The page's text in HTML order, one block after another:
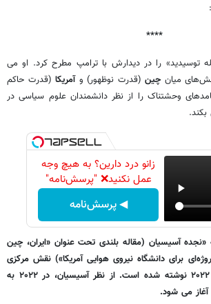
****
را در دیدارش با ترامپ مطرح کرد. او می
میانچین (قدرت نوظهور) وآمریکا (قدرت حاکم
وحشتناک را از نظر دانشمندان علوم سیاسی در
زانو درد دارین؟ به هیچ وجه
عمل نکنید❌ "پرسش‌نامه"
◀ پرسش‌نامه
«نجده آسیسیان (مقاله بلندی تحت عنوان «ایران، چین
برای دانشگاه نیروی هوایی آمریکا») نقش مرکزی
دارد. این مقاله در سال ۲۰۲۲ نوشته شده است. از نظر آسیسیان، در ۲۰۲۲ به
می شود.